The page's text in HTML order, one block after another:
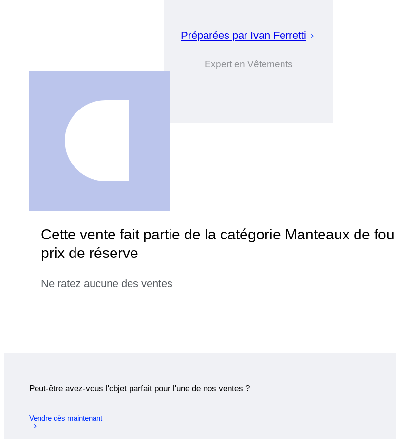
Préparées par Ivan Ferretti
Expert en Vêtements
Cette vente fait partie de la catégorie Manteaux de
prix de réserve
Ne ratez aucune des ventes
Peut-être avez-vous l'objet parfait pour l'une de nos ventes ?
Vendre dès maintenant